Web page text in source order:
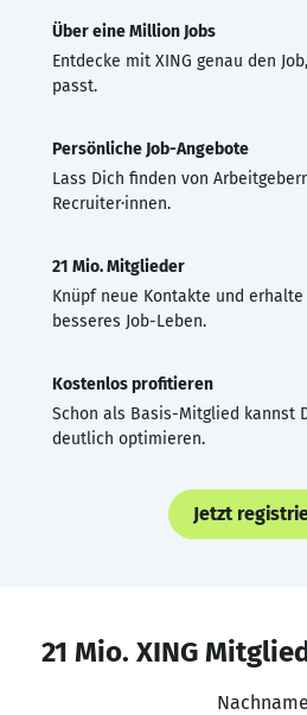
Über eine Million Jobs
Entdecke mit XING genau den
passt.
Persönliche Job-Angebote
Lass Dich finden von
Recruiter·innen.
21 Mio. Mitglieder
Knüpf neue Kontakte und
besseres Job-Leben.
Kostenlos profitieren
Schon als Basis-Mitglied kannst
deutlich optimieren.
Jetzt
21 Mio. XING